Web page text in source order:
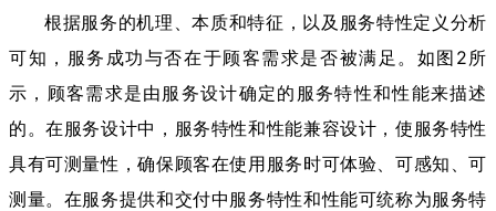
根据服务的机理、本质和特征，以及服务特性定义分析
可知，服务成功与否在于顾客需求是否被满足。如图2所
示，顾客需求是由服务设计确定的服务特性和性能来描述
的。在服务设计中，服务特性和性能兼容设计，使服务特性
具有可测量性，确保顾客在使用服务时可体验、可感知、可
测量。在服务提供和交付中服务特性和性能可统称为服务特